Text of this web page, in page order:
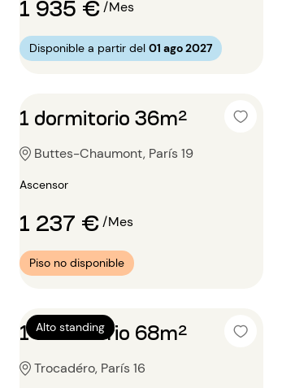
1 935 €/Mes
Disponible a partir del 01 ago 2027
1 dormitorio 36m²
Buttes-Chaumont, París 19
Ascensor
1 237 €/Mes
Piso no disponible
Alto standing
1 dormitorio 68m²
Trocadéro, París 16